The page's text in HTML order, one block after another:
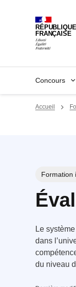
RÉPUBLIQUE
FRANÇAISE
Concours
Accueil
Formation
Le
dans
du niveau